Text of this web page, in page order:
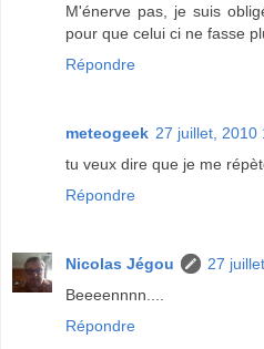
M'énerve pas, je suis
pour que celui ci ne fasse
Répondre
meteogeek 27 juillet, 2010
tu veux dire que je me
Répondre
Nicolas Jégou
27
Beeeennnn....
Répondre